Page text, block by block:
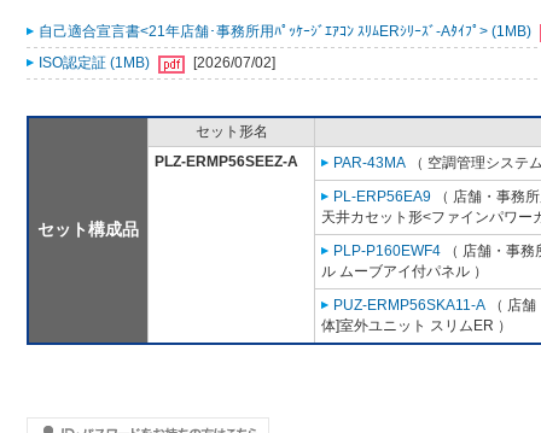
自己適合宣言書<21年店舗･事務所用ﾊﾟｯｹｰｼﾞｴｱｺﾝ ｽﾘﾑERｼﾘｰｽﾞ-Aﾀｲﾌﾟ> (1MB)
ISO認定証 (1MB)
[2026/07/02]
セット構成品
セット形名
PLZ-ERMP56SEEZ-A
PAR-43MA （ 空調管理システ
PL-ERP56EA9 （ 店舗・事務
天井カセット形<ファインパワー
PLP-P160EWF4 （ 店舗・事
ル ムーブアイ付パネル ）
PUZ-ERMP56SKA11-A （ 店
体]室外ユニット スリムER ）